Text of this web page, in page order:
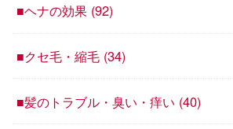
■ヘナの効果 (92)
■クセ毛・縮毛 (34)
■髪のトラブル・臭い・痒い (40)